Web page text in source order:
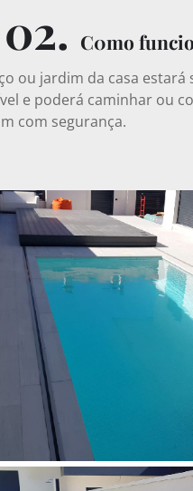
02. C0mo
ou jardim da casa estará
e poderá caminhar ou
com segurança.